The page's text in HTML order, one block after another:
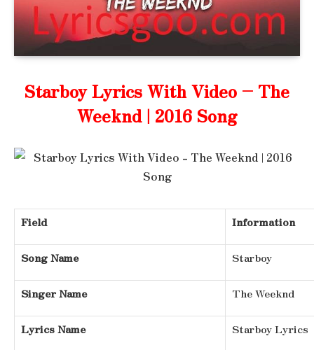
Starboy Lyrics With Video – The
Weeknd | 2016 Song
Field Information
Song Name Starboy
Singer Name The Weeknd
Lyrics Name Starboy Lyrics